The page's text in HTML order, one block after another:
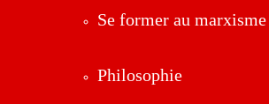
Se former au marxisme
Philosophie